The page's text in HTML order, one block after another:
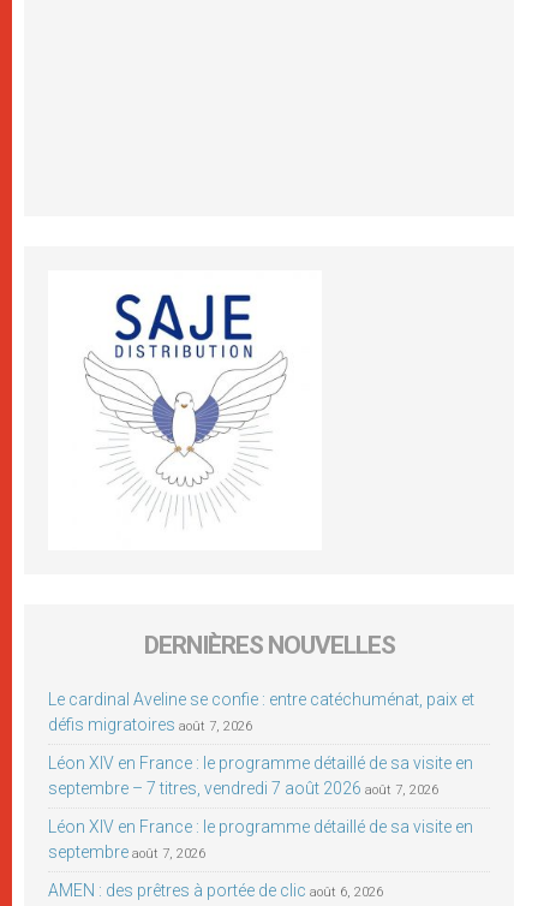
DERNIÈRES NOUVELLES
Le cardinal Aveline se confie : entre catéchuménat, paix et
défis migratoires août 7, 2026
Léon XIV en France : le programme détaillé de sa visite en
septembre – 7 titres, vendredi 7 août 2026 août 7, 2026
Léon XIV en France : le programme détaillé de sa visite en
septembre août 7, 2026
AMEN : des prêtres à portée de clic août 6, 2026